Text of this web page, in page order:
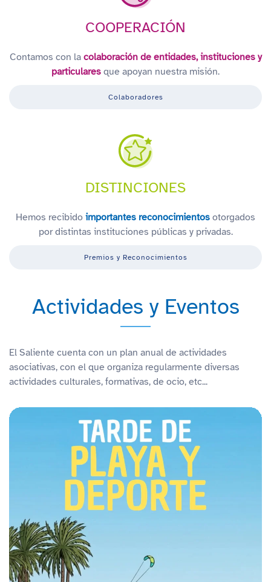
COOPERACIÓN
Contamos con la colaboración de entidades, instituciones y
particulares que apoyan nuestra misión.
Colaboradores
DISTINCIONES
Hemos recibido importantes reconocimientos otorgados
por distintas instituciones públicas y privadas.
Premios y Reconocimientos
Actividades y Eventos
El Saliente cuenta con un plan anual de actividades
asociativas, con el que organiza regularmente diversas
actividades culturales, formativas, de ocio, etc...